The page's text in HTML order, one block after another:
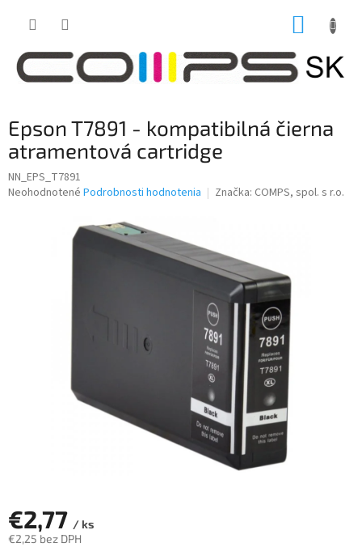
Epson T7891 - kompatibilná čierna
atramentová cartridge
NN_EPS_T7891
Priemerné
Neohodnotené Podrobnosti hodnotenia Značka: COMPS, spol. s r.o.
€2,77 / ks
€2,25 bez DPH